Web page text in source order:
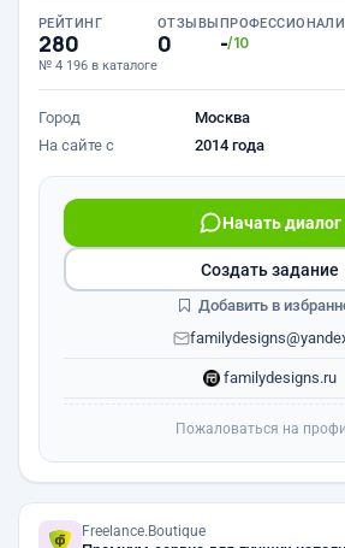
РЕЙТИНГ
280
№ 4 196 в каталоге
ОТЗЫВЫ
0 -/10
Город
Москва
На сайте с
2014 года
Начать диалог
familydesigns.ru
Создать задание
Добавить в
Пожаловаться на
Freelance.Boutique